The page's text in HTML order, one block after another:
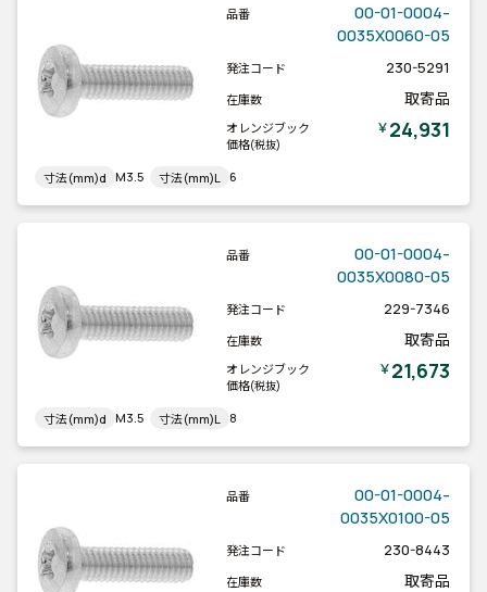
品番
00-01-0004-
0035X0060-05
発注コード 230-5291
在庫数 取寄品
オレンジブック
価格(税抜)
￥24,931
寸法(mm)d M3.5 寸法(mm)L 6
品番
00-01-0004-
0035X0080-05
発注コード 229-7346
在庫数 取寄品
オレンジブック
価格(税抜)
￥21,673
寸法(mm)d M3.5 寸法(mm)L 8
品番
00-01-0004-
0035X0100-05
発注コード 230-8443
在庫数 取寄品